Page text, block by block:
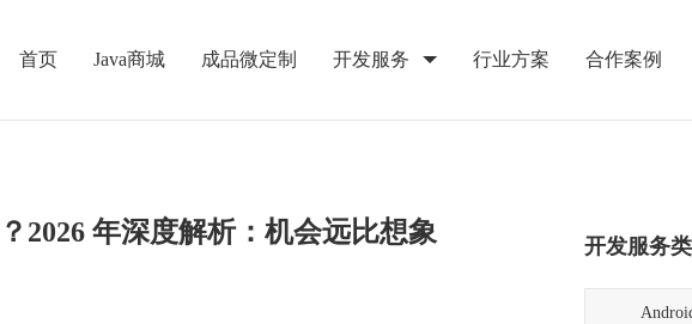
首页 Java商城 成品微定制 开发服务 行业方案 合作案例
2026 年深度解析：机会远比想象
开发服务